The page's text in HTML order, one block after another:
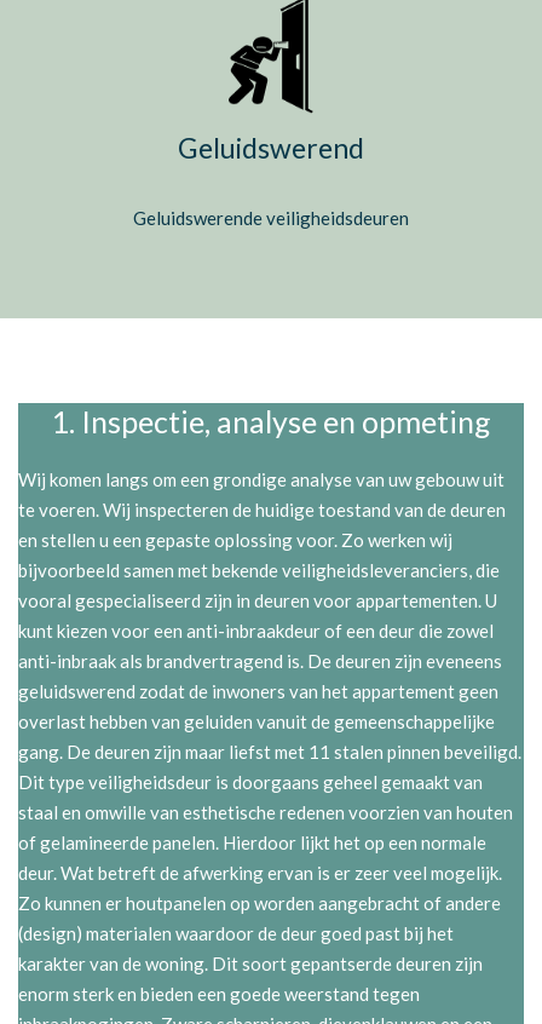
Geluidswerend
Geluidswerende veiligheidsdeuren
1. Inspectie, analyse en opmeting
Wij komen langs om een grondige analyse van uw gebouw uit
te voeren. Wij inspecteren de huidige toestand van de deuren
en stellen u een gepaste oplossing voor. Zo werken wij
bijvoorbeeld samen met bekende veiligheidsleveranciers, die
vooral gespecialiseerd zijn in deuren voor appartementen. U
kunt kiezen voor een anti-inbraakdeur of een deur die zowel
anti-inbraak als brandvertragend is. De deuren zijn eveneens
geluidswerend zodat de inwoners van het appartement geen
overlast hebben van geluiden vanuit de gemeenschappelijke
gang. De deuren zijn maar liefst met 11 stalen pinnen beveiligd.
Dit type veiligheidsdeur is doorgaans geheel gemaakt van
staal en omwille van esthetische redenen voorzien van houten
of gelamineerde panelen. Hierdoor lijkt het op een normale
deur. Wat betreft de afwerking ervan is er zeer veel mogelijk.
Zo kunnen er houtpanelen op worden aangebracht of andere
(design) materialen waardoor de deur goed past bij het
karakter van de woning. Dit soort gepantserde deuren zijn
enorm sterk en bieden een goede weerstand tegen